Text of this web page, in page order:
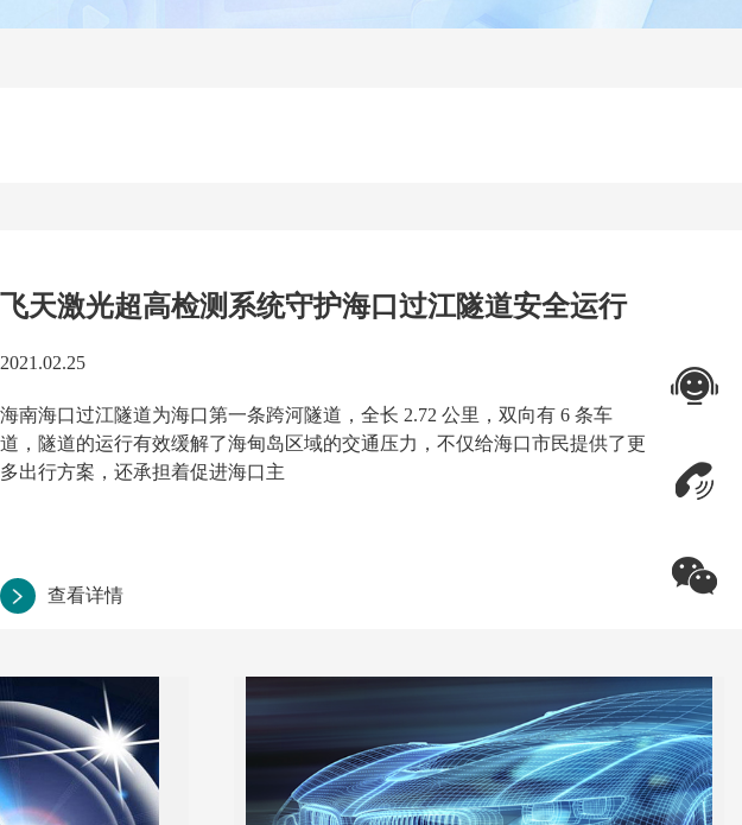
飞天激光超高检测系统守护海口过江隧道安全运行
2021.02.25
海南海口过江隧道为海口第一条跨河隧道，全长 2.72 公里，双向有 6 条车
道，隧道的运行有效缓解了海甸岛区域的交通压力，不仅给海口市民提供了更
多出行方案，还承担着促进海口主
查看详情
在线咨询
联系电话
关注飞